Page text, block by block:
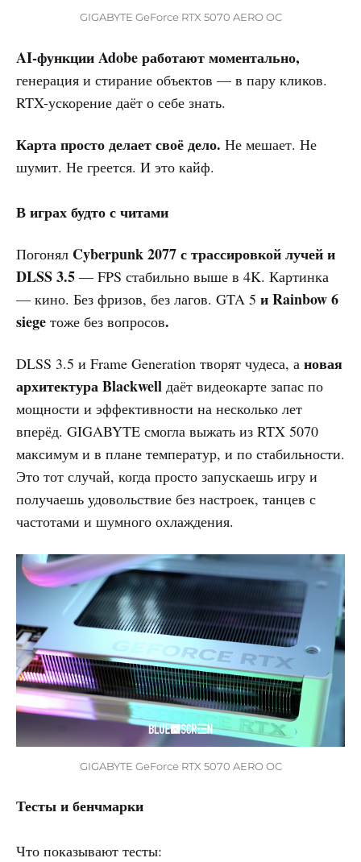
GIGABYTE GeForce RTX 5070 AERO OC
AI-функции Adobe работают моментально,
генерация и стирание объектов — в пару кликов.
RTX-ускорение даёт о себе знать.
Карта просто делает своё дело. Не мешает. Не
шумит. Не греется. И это кайф.
В играх будто с читами
Погонял Cyberpunk 2077 с трассировкой лучей и
DLSS 3.5 — FPS стабильно выше в 4K. Картинка
— кино. Без фризов, без лагов. GTA 5 и Rainbow 6
siege тоже без вопросов.
DLSS 3.5 и Frame Generation творят чудеса, а новая
архитектура Blackwell даёт видеокарте запас по
мощности и эффективности на несколько лет
вперёд. GIGABYTE смогла выжать из RTX 5070
максимум и в плане температур, и по стабильности.
Это тот случай, когда просто запускаешь игру и
получаешь удовольствие без настроек, танцев с
частотами и шумного охлаждения.
GIGABYTE GeForce RTX 5070 AERO OC
Тесты и бенчмарки
Что показывают тесты: